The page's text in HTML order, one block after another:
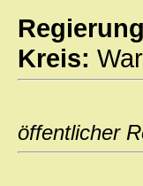
Kreis:
öffentlicher